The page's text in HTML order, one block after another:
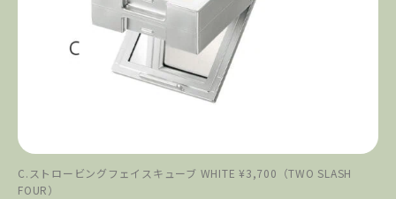
C.ストロービングフェイスキューブ WHITE ¥3,700（TWO SLASH
FOUR）